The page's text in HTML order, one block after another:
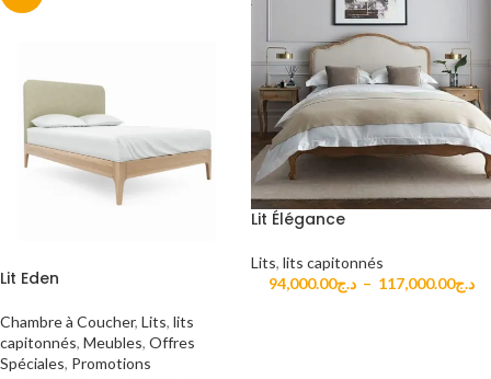
Lit Eden
Chambre à Coucher, Lits, lits
capitonnés, Meubles, Offres
Spéciales, Promotions
Lit Élégance
Lits, lits capitonnés
د.ج94,000.00 – د.ج117,000.00